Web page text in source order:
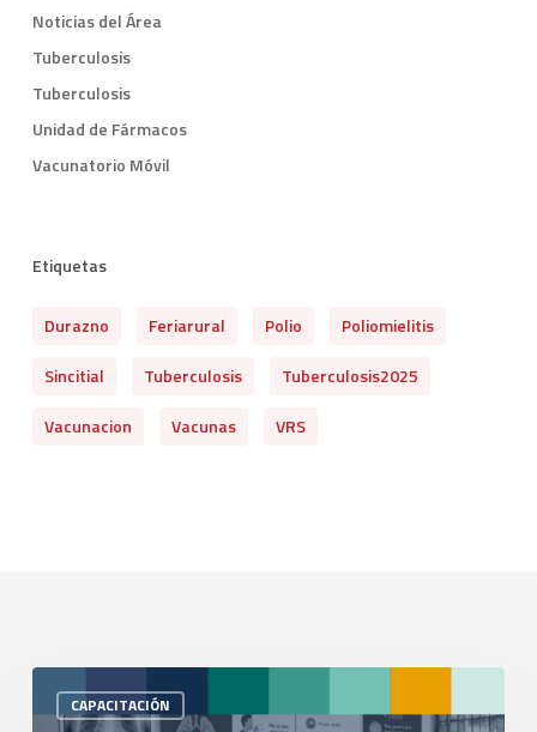
Noticias del Área
Tuberculosis
Tuberculosis
Unidad de Fármacos
Vacunatorio Móvil
Etiquetas
Durazno Feriarural Polio
Poliomielitis
Sincitial
Tuberculosis
Tuberculosis2025
Vacunacion
Vacunas VRS
CAPACITACIÓN